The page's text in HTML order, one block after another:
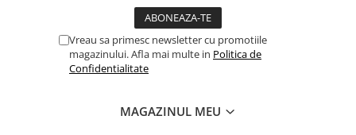
Vreau sa primesc newsletter cu promotiile
magazinului. Afla mai multe in Politica de
Confidentialitate
MAGAZINUL MEU